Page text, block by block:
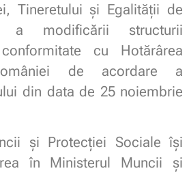
Tineretului și Egalității de
a modificării structurii
cu Hotărârea
de acordare a
din data de 25 noiembrie
și Protecției Sociale își
în Ministerul Muncii și